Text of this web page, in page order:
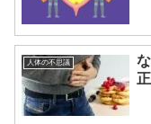
人体の不思議